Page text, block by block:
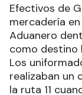
Efectivos de
mercadería
Aduanero
como destino
Los
realizaban un
la ruta 11